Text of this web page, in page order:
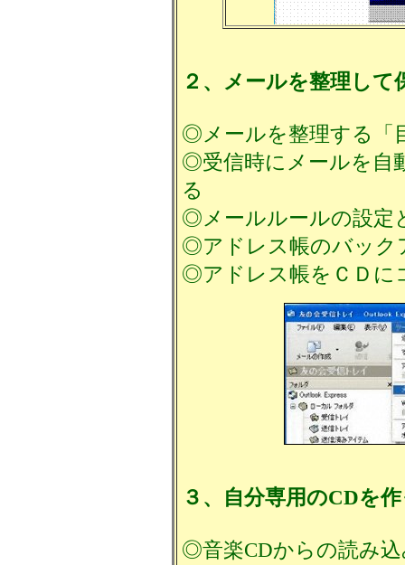
２、メールを整理して
◎メールを整理する「
◎受信時にメールを自
る
◎メールルールの設定
◎アドレス帳のバック
◎アドレス帳をＣＤに
３、自分専用のCDを
◎音楽CDからの読み